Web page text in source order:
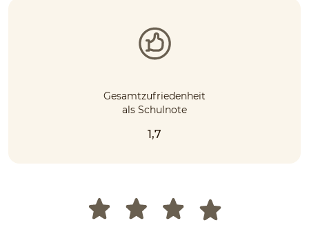
Gesamtzufriedenheit
als Schulnote
1,7